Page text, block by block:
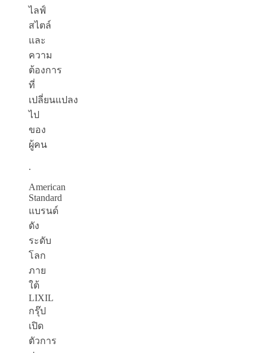
ไลฟ์
สไตล์
และ
ความ
ต้องการ
ที่
เปลี่ยนแปลง
ไป
ของ
ผู้คน
.
American
Standard
แบรนด์
ดัง
ระดับ
โลก
ภาย
ใต้
LIXIL
กรุ๊ป
เปิด
ตัวการ